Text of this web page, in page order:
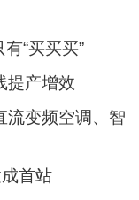
“买买买”
提产增效
流变频空调、智
首站